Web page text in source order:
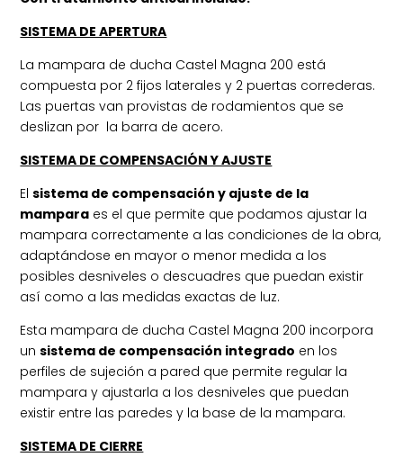
SISTEMA DE APERTURA
La mampara de ducha Castel Magna 200 está
compuesta por 2 fijos laterales y 2 puertas correderas.
Las puertas van provistas de rodamientos que se
deslizan por la barra de acero.
SISTEMA DE COMPENSACIÓN Y AJUSTE
Elsistema de compensación y ajuste de la
mampara es el que permite que podamos ajustar la
mampara correctamente a las condiciones de la obra,
adaptándose en mayor o menor medida a los
posibles desniveles o descuadres que puedan existir
así como a las medidas exactas de luz.
Esta mampara de ducha Castel Magna 200 incorpora
unsistema de compensación integrado en los
perfiles de sujeción a pared que permite regular la
mampara y ajustarla a los desniveles que puedan
existir entre las paredes y la base de la mampara.
SISTEMA DE CIERRE